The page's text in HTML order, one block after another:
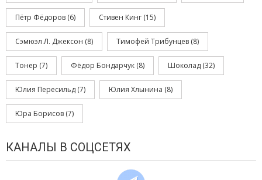
Пётр Фёдоров (6) Стивен Кинг (15)
Сэмюэл Л. Джексон (8) Тимофей Трибунцев (8)
Тонер (7) Фёдор Бондарчук (8) Шоколад (32)
Юлия Пересильд (7) Юлия Хлынина (8)
Юра Борисов (7)
КАНАЛЫ В СОЦСЕТЯХ